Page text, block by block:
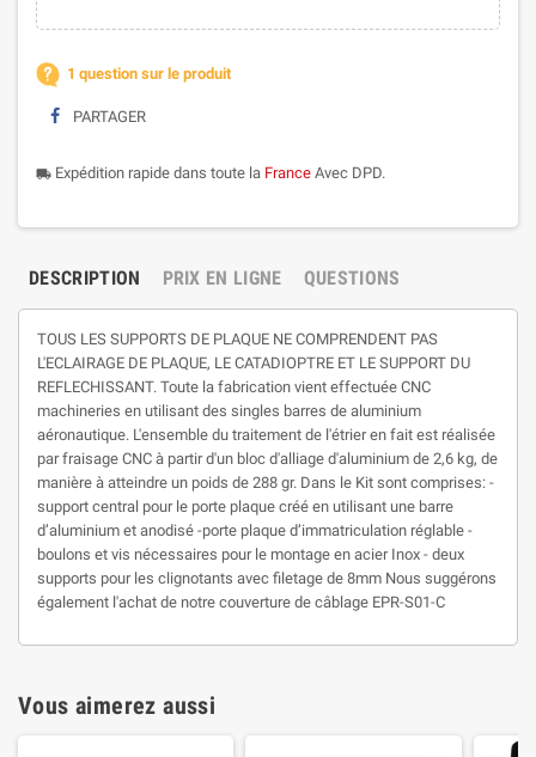
1 question sur le produit
PARTAGER
local_shipping Expédition rapide dans toute la France Avec DPD.
DESCRIPTION PRIX EN LIGNE QUESTIONS
TOUS LES SUPPORTS DE PLAQUE NE COMPRENDENT PAS
L'ECLAIRAGE DE PLAQUE, LE CATADIOPTRE ET LE SUPPORT DU
REFLECHISSANT. Toute la fabrication vient effectuée CNC
machineries en utilisant des singles barres de aluminium
aéronautique. L'ensemble du traitement de l'étrier en fait est réalisée
par fraisage CNC à partir d'un bloc d'alliage d'aluminium de 2,6 kg, de
manière à atteindre un poids de 288 gr. Dans le Kit sont comprises: -
support central pour le porte plaque créé en utilisant une barre
d’aluminium et anodisé -porte plaque d’immatriculation réglable -
boulons et vis nécessaires pour le montage en acier Inox - deux
supports pour les clignotants avec filetage de 8mm Nous suggérons
également l'achat de notre couverture de câblage EPR-S01-C
Vous aimerez aussi